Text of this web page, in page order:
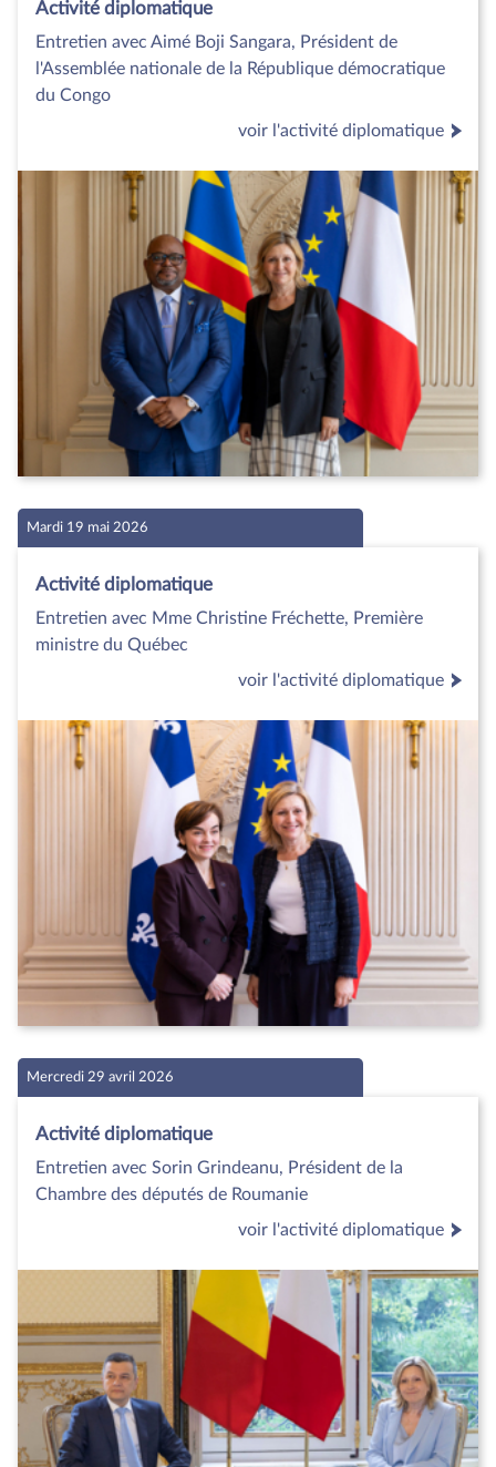
Activité diplomatique
Entretien avec Aimé Boji Sangara, Président de
l'Assemblée nationale de la République démocratique
du Congo
voir l'activité diplomatique
Mardi 19 mai 2026
Activité diplomatique
Entretien avec Mme Christine Fréchette, Première
ministre du Québec
voir l'activité diplomatique
Mercredi 29 avril 2026
Activité diplomatique
Entretien avec Sorin Grindeanu, Président de la
Chambre des députés de Roumanie
voir l'activité diplomatique